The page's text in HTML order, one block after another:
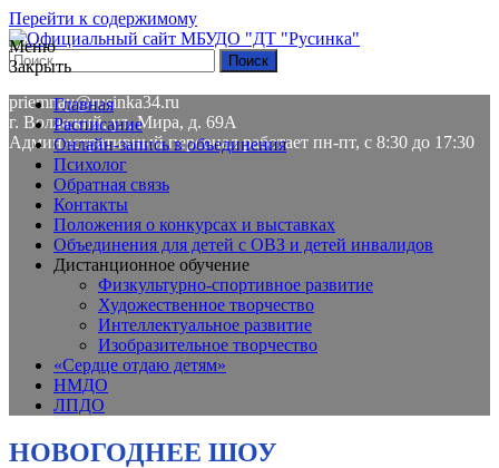
Перейти к содержимому
8(8443) 58-01-84
priemnay@rusinka34.ru
г. Волжский, ул. Мира, д. 69А
Административный персонал работает пн-пт, с 8:30 до 17:30
Меню
Закрыть
Главная
Расписание
Онлайн-запись в объединения
Психолог
Обратная связь
Контакты
Положения о конкурсах и выставках
Объединения для детей с ОВЗ и детей инвалидов
Дистанционное обучение
Физкультурно-спортивное развитие
Художественное творчество
Интеллектуальное развитие
Изобразительное творчество
«Сердце отдаю детям»
НМДО
ЛПДО
НОВОГОДНЕЕ ШОУ